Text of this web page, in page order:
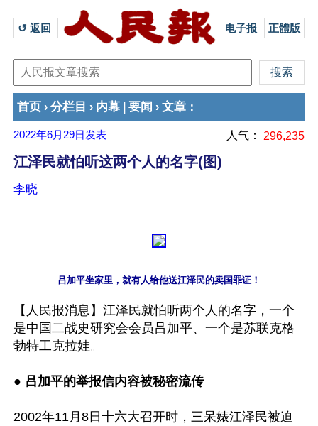
↺ 返回 电子报 正體版
首页 › 分栏目 › 内幕 要闻 › 文章 ：
2022年6月29日 发表 人气： 296,235
江泽民就怕听这两个人的名字(图)
李晓
吕加平坐家里，就有人给他送江泽民的卖国罪证！
【人民报消息】江泽民就怕听两个人的名字，一个
是中国二战史研究会会员吕加平、一个是苏联克格
勃特工克拉娃。
● 吕加平的举报信内容被秘密流传
2002年11月8日十六大召开时，三呆婊江泽民被迫